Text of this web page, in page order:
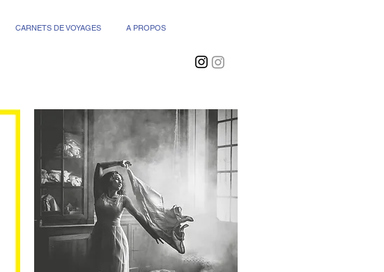
CARNETS DE VOYAGES A PROPOS